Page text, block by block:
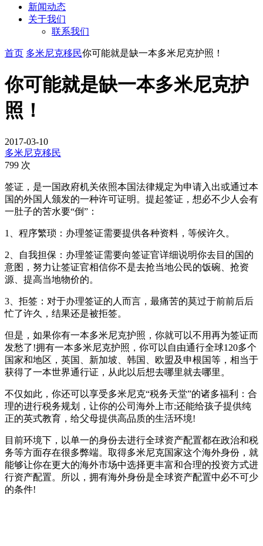
新闻动态
关于我们
联系我们
首页 多米尼克移民你可能就是缺一本多米尼克护照！
你可能就是缺一本多米尼克护
照！
2017-03-10
多米尼克移民
799 次
签证，是一国政府机关依照本国法律规定为申请入出或通过本
国的外国人颁发的一种许可证明。提起签证，想必不少人会有
一肚子的苦水要“倒”：
1、程序繁琐：办理签证需要提供各种资料，等候许久。
2、自我担保：办理签证需要向签证官详细说明你去目的国的
意图，努力让签证官相信你不是去抢当地公民的饭碗、抢资
源、提高当地物价的。
3、拒签：对于办理签证的人而言，最痛苦的莫过于前前后后
忙了许久，结果还是被拒签。
但是，如果你有一本多米尼克护照，你就可以不用再为签证而
发愁了!拥有一本多米尼克护照，你可以自由通行全球120多个
国家和地区，英国、新加坡、韩国、欧盟及申根国等，相当于
获得了一本世界通行证，从此以后想去哪里就去哪里。
不仅如此，你还可以享受多米尼克“税务天堂”的诸多福利：合
理的进行税务规划，让你的公司海外上市;还能给孩子提供纯
正的英式教育，给父母提供高品质的生活环境!
目前环境下，以单一的身份去进行全球资产配置都在政治和税
务等方面存在很多弊端。取得多米尼克国家这个海外身份，就
能够让你在更大的海外市场中选择更丰富和合理的投资方式进
行资产配置。所以，拥有海外身份是全球资产配置中必不可少
的条件!